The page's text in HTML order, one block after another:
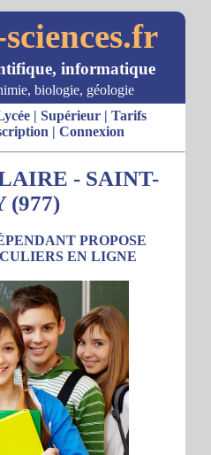
informatique
biologie, géologie
| Supérieur| Tarifs
| Connexion
- SAINT-
(977)
PROPOSE
EN LIGNE